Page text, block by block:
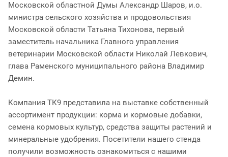
Московской областной Думы Александр Шаров, и.о.
министра сельского хозяйства и продовольствия
Московской области Татьяна Тихонова, первый
заместитель начальника Главного управления
ветеринарии Московской области Николай Левкович,
глава Раменского муниципального района Владимир
Демин.
Компания ТК9 представила на выставке собственный
ассортимент продукции: корма и кормовые добавки,
семена кормовых культур, средства защиты растений и
минеральные удобрения. Посетители нашего стенда
получили возможность ознакомиться с нашими